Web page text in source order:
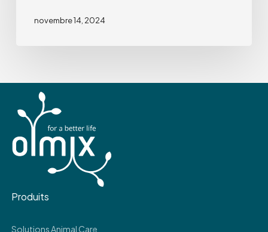
novembre 14, 2024
Produits
Solutions Animal Care